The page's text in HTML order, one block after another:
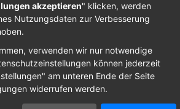
akzeptieren" klicken, werden
Nutzungsdaten zur Verbesserung
verwenden wir nur notwendige
können jederzeit
am unteren Ende der Seite
widerrufen werden.